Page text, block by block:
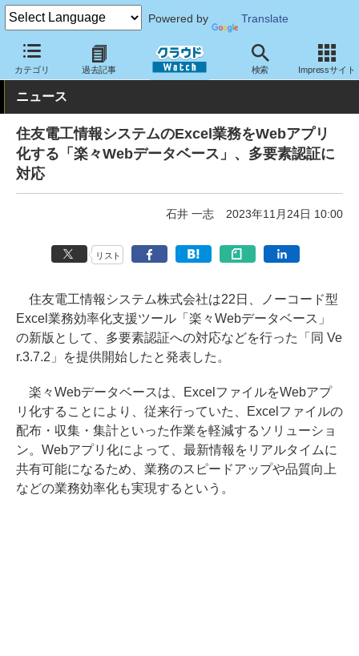
Powered by Translate
カテゴリ 過去記事 検索 Impressサイト
クラウド Watch サービス・ソフト サービス 業務関連
ニュース
住友電工情報システムのExcel業務をWebアプリ
化する「楽々Webデータベース」、多要素認証に
対応
石井 一志 2023年11月24日 10:00
リスト
住友電工情報システム株式会社は22日、ノーコード型
Excel業務効率化支援ツール「楽々Webデータベース」
の新版として、多要素認証への対応などを行った「同 Ve
r.3.7.2」を提供開始したと発表した。
楽々Webデータベースは、ExcelファイルをWebアプ
リ化することにより、従来行っていた、Excelファイルの
配布・収集・集計といった作業を軽減するソリューショ
ン。Webアプリ化によって、最新情報をリアルタイムに
共有可能になるため、業務のスピードアップや品質向上
などの業務効率化も実現するという。